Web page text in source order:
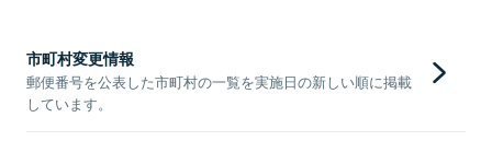
市町村変更情報
郵便番号を公表した市町村の一覧を実施日の新しい順に掲載
しています。